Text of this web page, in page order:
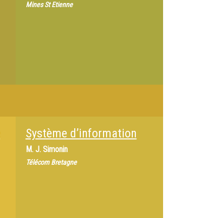
Mines St Etienne
Système d’information
M. J. Simonin
Télécom Bretagne